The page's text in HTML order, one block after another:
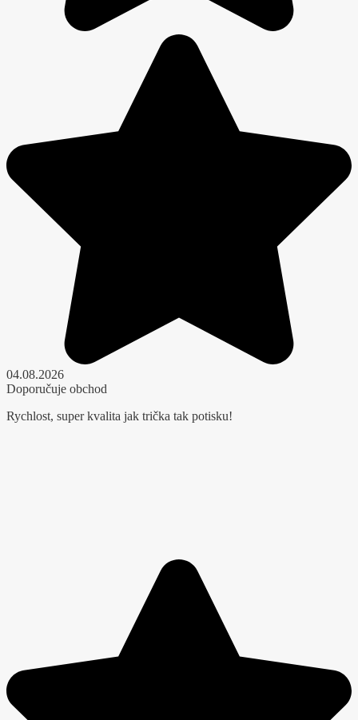
04.08.2026
Doporučuje obchod
Rychlost, super kvalita jak trička tak potisku!